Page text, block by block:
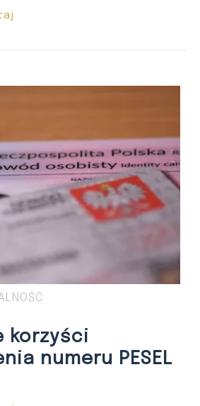
korzyści
numeru PESEL